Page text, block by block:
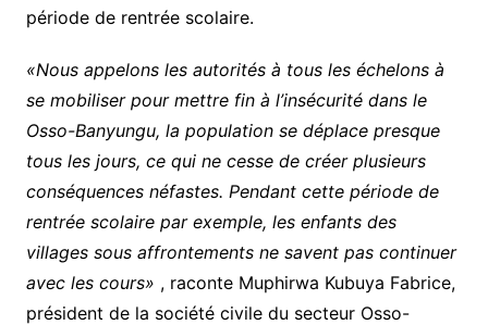
période de rentrée scolaire.
«Nous appelons les autorités à tous les échelons à
se mobiliser pour mettre fin à l’insécurité dans le
Osso-Banyungu, la population se déplace presque
tous les jours, ce qui ne cesse de créer plusieurs
conséquences néfastes. Pendant cette période de
rentrée scolaire par exemple, les enfants des
villages sous affrontements ne savent pas continuer
avec les cours» , raconte Muphirwa Kubuya Fabrice,
président de la société civile du secteur Osso-